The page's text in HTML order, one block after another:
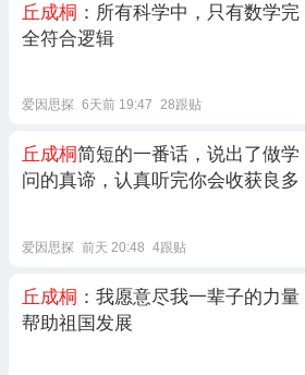
丘成桐 ：所有科学中，只有数学完
全符合逻辑
爱因思探 6天前 19:47 28跟贴
丘成桐简短的一番话，说出了做学
问的真谛，认真听完你会收获良多
爱因思探 前天 20:48 4跟贴
丘成桐 ：我愿意尽我一辈子的力量
帮助祖国发展